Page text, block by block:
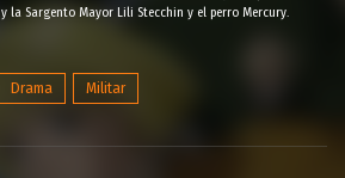
y la Sargento Mayor Lili Stecchin y el perro Mercury.
Drama Militar